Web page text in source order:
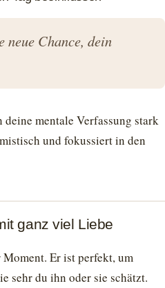
neue Chance, dein
mentale Verfassung stark
und fokussiert in den
ganz viel Liebe
Er ist perfekt, um
sehr du ihn oder sie schätzt.